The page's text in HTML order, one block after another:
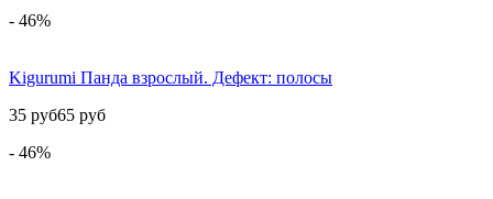
- 46%
Kigurumi Панда взрослый. Дефект: полосы
35 руб65 руб
- 46%